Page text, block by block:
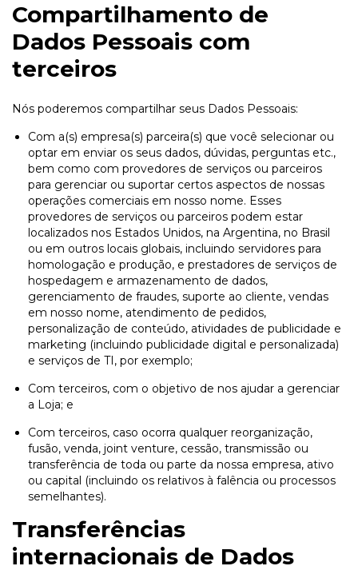
Compartilhamento de
Dados Pessoais com
terceiros
Nós poderemos compartilhar seus Dados Pessoais:
Com a(s) empresa(s) parceira(s) que você selecionar ou
optar em enviar os seus dados, dúvidas, perguntas etc.,
bem como com provedores de serviços ou parceiros
para gerenciar ou suportar certos aspectos de nossas
operações comerciais em nosso nome. Esses
provedores de serviços ou parceiros podem estar
localizados nos Estados Unidos, na Argentina, no Brasil
ou em outros locais globais, incluindo servidores para
homologação e produção, e prestadores de serviços de
hospedagem e armazenamento de dados,
gerenciamento de fraudes, suporte ao cliente, vendas
em nosso nome, atendimento de pedidos,
personalização de conteúdo, atividades de publicidade e
marketing (incluindo publicidade digital e personalizada)
e serviços de TI, por exemplo;
Com terceiros, com o objetivo de nos ajudar a gerenciar
a Loja; e
Com terceiros, caso ocorra qualquer reorganização,
fusão, venda, joint venture, cessão, transmissão ou
transferência de toda ou parte da nossa empresa, ativo
ou capital (incluindo os relativos à falência ou processos
semelhantes).
Transferências
internacionais de Dados